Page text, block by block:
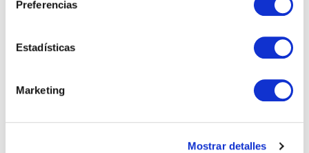
Preferencias
Estadísticas
Marketing
Mostrar detalles
Somos los fabricantes de packaging más chic para tu